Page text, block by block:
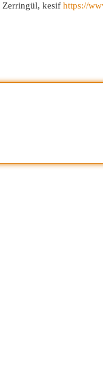
Zerringül, kesif https://